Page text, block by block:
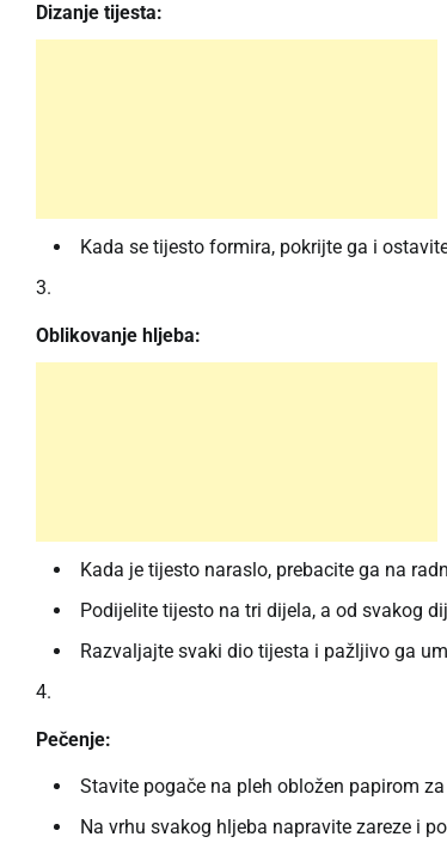
Dizanje tijesta:
Kada se tijesto formira, pokrijte ga i
Oblikovanje hljeba:
Kada je tijesto naraslo, prebacite ga na
Podijelite tijesto na tri dijela, a od svakog
Razvaljajte svaki dio tijesta i pažljivo ga
Pečenje:
Stavite pogače na pleh obložen papirom za
Na vrhu svakog hljeba napravite zareze i